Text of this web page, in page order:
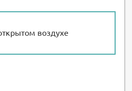
воздухе